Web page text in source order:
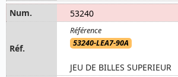
53240
53240-LEA7-90A
JEU DE BILLES SUPERIEUR